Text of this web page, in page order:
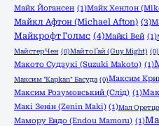
Майк Йогансен (1)Майк Хенлон
Майкл Афтон (Michael Afton) (3)
Майкрофт Голмс (4)Майкі Вей (1)
Майстер Чен (0)Майто Ґай (Guy Might) (0)
Макото Судзукі (Suzuki Makoto) (1)
Максим "Kapkan" Басуда (0)Максим
Максим Розумовський (Слід) (1)
Макі Зенін (Zenin Maki) (1)Мал
Мамору Ендо (Endou Mamoru) (1)